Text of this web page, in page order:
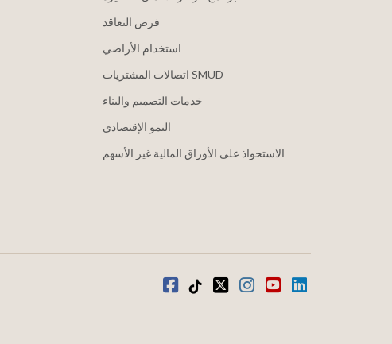
فرص التعاقد
استخدام الأراضي
اتصالات المشتريات SMUD
خدمات التصميم والبناء
النمو الإقتصادي
الاستحواذ على الأوراق المالية غير الأسهم
فيسبوك
تيكتوك
تويترانستغرامينكدين